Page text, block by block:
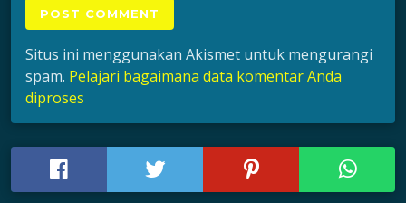
Situs ini menggunakan Akismet untuk mengurangi
spam. Pelajari bagaimana data komentar Anda
diproses